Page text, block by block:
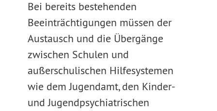
Bei bereits bestehenden
Beeinträchtigungen müssen der
Austausch und die Übergänge
zwischen Schulen und
außerschulischen Hilfesystemen
wie dem Jugendamt, den Kinder-
und Jugendpsychiatrischen